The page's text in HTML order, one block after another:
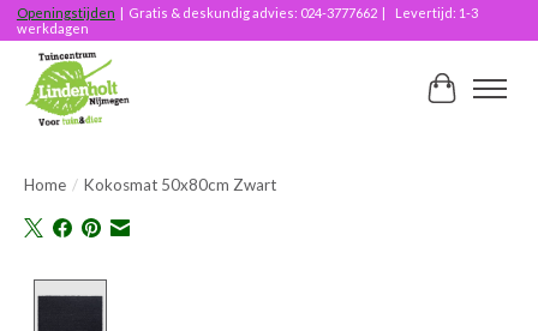
Openingstijden | Gratis & deskundig advies: 024-3777662 | Levertijd: 1-3
werkdagen
Home / Kokosmat 50x80cm Zwart